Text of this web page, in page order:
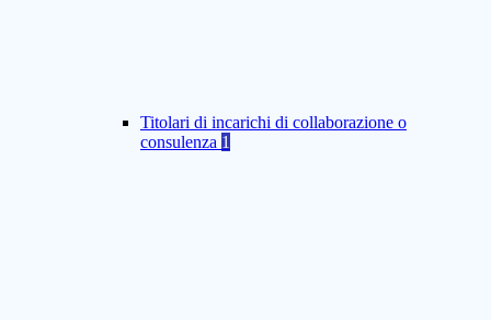
Titolari di incarichi di collaborazione o
consulenza 1